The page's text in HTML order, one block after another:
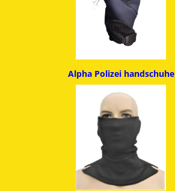
Alpha Polizei handschuhe